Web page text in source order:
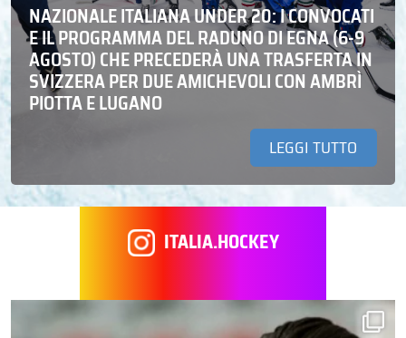
NAZIONALE ITALIANA UNDER 20: I CONVOCATI
E IL PROGRAMMA DEL RADUNO DI EGNA (6-9
AGOSTO) CHE PRECEDERÀ UNA TRASFERTA IN
SVIZZERA PER DUE AMICHEVOLI CON AMBRÌ
PIOTTA E LUGANO
LEGGI TUTTO
ITALIA.HOCKEY